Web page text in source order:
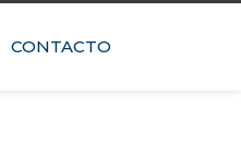
CONTACTO